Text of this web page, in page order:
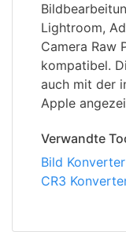
Lightroom,
Camera Raw
kompatibel.
auch mit der
Apple
Verwandte
Bild Konverter
CR3